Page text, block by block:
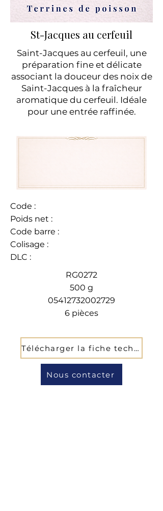
St-Jacques au cerfeuil
Saint-Jacques au cerfeuil, une
préparation fine et délicate
associant la douceur des noix de
Saint-Jacques à la fraîcheur
aromatique du cerfeuil. Idéale
pour une entrée raffinée.
Code :
Poids net :
Code barre :
Colisage :
DLC :
RG0272
500 g
05412732002729
6 pièces
Télécharger la fiche technique
Nous contacter